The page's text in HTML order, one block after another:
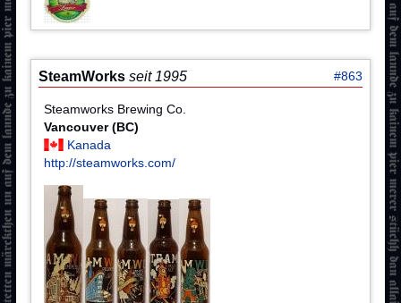
SteamWorks seit 1995 #863
Steamworks Brewing Co.
Vancouver (BC)
Kanada
http://steamworks.com/